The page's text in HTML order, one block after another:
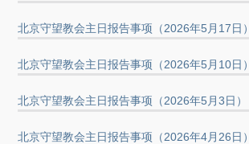
北京守望教会主日报告事项（2026年5月17日）
北京守望教会主日报告事项（2026年5月10日）
北京守望教会主日报告事项（2026年5月3日）
北京守望教会主日报告事项（2026年4月26日）